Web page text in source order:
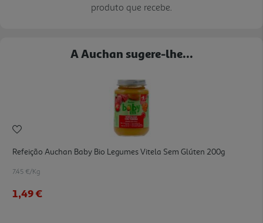
produto que recebe.
A Auchan sugere-lhe...
Refeição Auchan Baby Bio Legumes Vitela Sem Glúten 200g
7.45 €/Kg
1,49 €